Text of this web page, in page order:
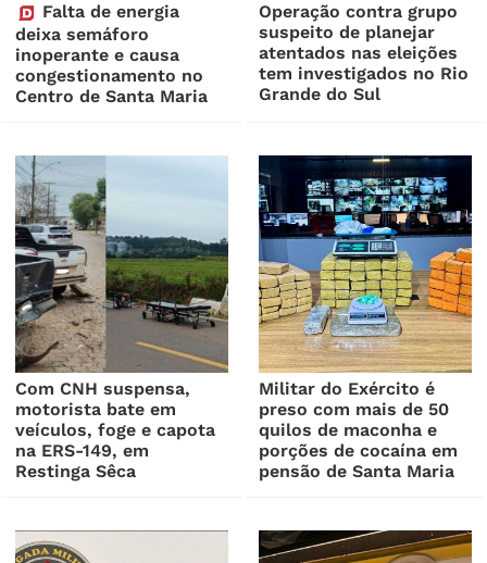
Falta de energia
deixa semáforo
inoperante e causa
congestionamento no
Centro de Santa Maria
Operação contra grupo
suspeito de planejar
atentados nas eleições
tem investigados no Rio
Grande do Sul
Com CNH suspensa,
motorista bate em
veículos, foge e capota
na ERS-149, em
Restinga Sêca
Militar do Exército é
preso com mais de 50
quilos de maconha e
porções de cocaína em
pensão de Santa Maria